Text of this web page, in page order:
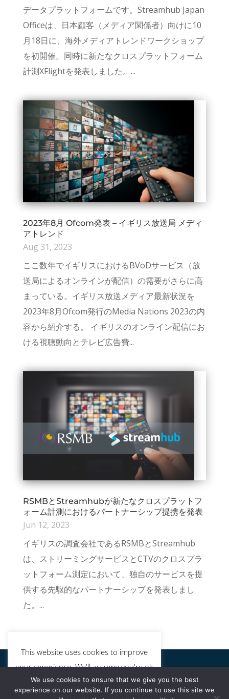
データプラットフォームです。Streamhub Japan
Officeは、日本顧客（メディア関係者）向けに10
月18日に、海外メディアトレンドワークショップ
を初開催。同時に新たなクロスプラットフォーム
計測XFlightを発表しました。...
2023年8月 Ofcom発表 – イギリス放送局 メディ
アトレンド
Aug 31, 2023
ここ数年でイギリスにおけるBVoDサービス（放
送局によるオンラインが配信）の需要がさらに高
まっている。イギリス放送メディア最新状況を
2023年8月Ofcom発行のMedia Nations 2023の内
容から紹介する。 イギリスのオンライン配信にお
ける視聴動向とテレビ広告費...
RSMBとStreamhubが新たなクロスプラットフ
ォーム計測におけるパートナーシップ提携を発表
Jun 12, 2023
イギリスの調査会社であるRSMBとStreamhub
は、ストリーミングサービスとCTVのクロスプラ
ットフォーム測定において、独自のサービスを提
供する先駆的なパートナーシップを発表しまし
た。...
This website uses cookies to improve
your experience. We'll assume you're ok
with this, but you can opt-out if you
We use cookies to ensure that we give you the best
experience on our website. If you continue to use this site we